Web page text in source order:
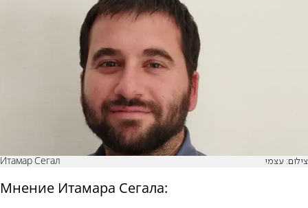
Итамар Сегал צילום: עצמי
Мнение Итамара Сегала: